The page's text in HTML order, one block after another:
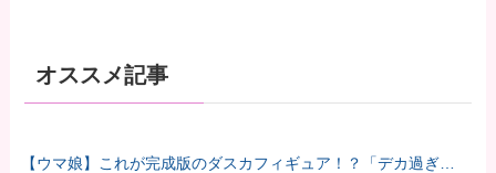
オススメ記事
【ウマ娘】これが完成版のダスカフィギュア！？「デカ過ぎん